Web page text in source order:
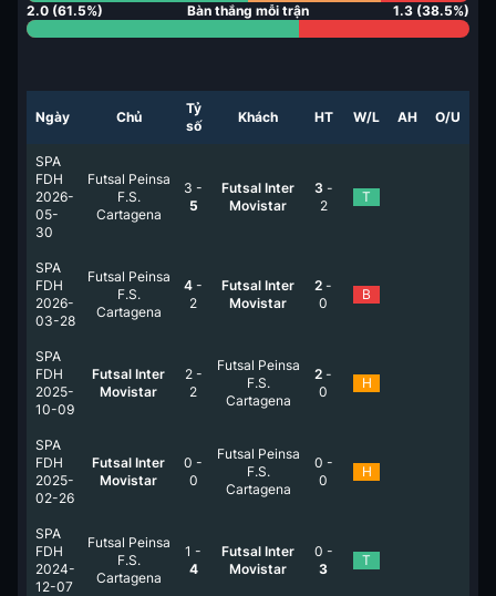
2.0 (61.5%) Bàn thắng mỗi trận 1.3 (38.5%)
Ngày Chủ
Tỷ
số
Khách HT W/L AH O/U
SPA
FDH
2026-
05-
30
Futsal Peinsa
F.S.
Cartagena
3 -
5
Futsal Inter
Movistar
3 -
2
T
SPA
FDH
2026-
03-28
Futsal Peinsa
F.S.
Cartagena
4 -
2
Futsal Inter
Movistar
2 -
0
B
SPA
FDH
2025-
10-09
Futsal Inter
Movistar
2-
2
Futsal Peinsa
F.S.
Cartagena
2 -
0
H
SPA
FDH
2025-
02-26
Futsal Inter
Movistar
0 -
0
Futsal Peinsa
F.S.
Cartagena
0 -
0
H
SPA
FDH
2024-
12-07
Futsal Peinsa
F.S.
Cartagena
1 -
4
Futsal Inter
Movistar
0 -
3
T